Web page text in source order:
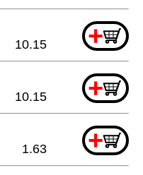
+
10.15
+
10.15
+
1.63